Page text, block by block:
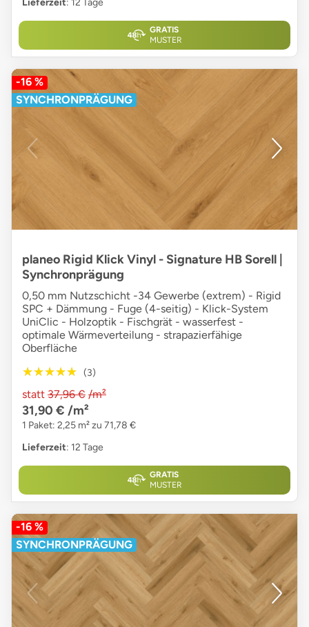
Lieferzeit: 12 Tage
GRATIS
MUSTER
-16 %
SYNCHRONPRÄGUNG
planeo Rigid Klick Vinyl - Signature HB Sorell |
Synchronprägung
0,50 mm Nutzschicht -34 Gewerbe (extrem) - Rigid
SPC + Dämmung - Fuge (4-seitig) - Klick-System
UniClic - Holzoptik - Fischgrät - wasserfest -
optimale Wärmeverteilung - strapazierfähige
Oberfläche
★★★★★
★★★★★ (3)
statt 37,96 € /m²
31,90 € /m²
1 Paket: 2,25 m² zu 71,78 €
Lieferzeit: 12 Tage
GRATIS
MUSTER
-16 %
SYNCHRONPRÄGUNG